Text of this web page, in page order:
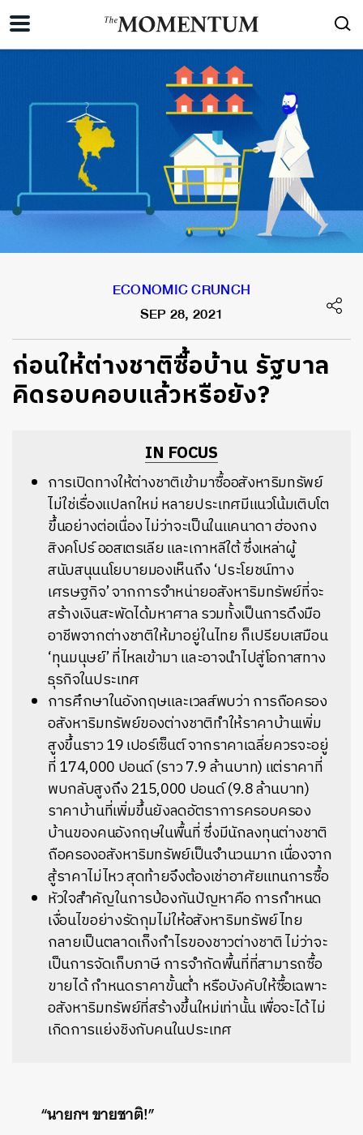
ECONOMIC CRUNCH
SEP 28, 2021
ก่อนให้ต่างชาติซื้อบ้าน รัฐบาล
คิดรอบคอบแล้วหรือยัง?
IN FOCUS
การเปิดทางให้ต่างชาติเข้ามาซื้ออสังหาริมทรัพย์
ไม่ใช่เรื่องแปลกใหม่ หลายประเทศมีแนวโน้มเติบโต
ขึ้นอย่างต่อเนื่อง ไม่ว่าจะเป็นในแคนาดา ฮ่องกง
สิงคโปร์ ออสเตรเลีย และเกาหลีใต้ ซึ่งเหล่าผู้
สนับสนุนนโยบายมองเห็นถึง ‘ประโยชน์ทาง
เศรษฐกิจ’ จากการจำหน่ายอสังหาริมทรัพย์ที่จะ
สร้างเงินสะพัดได้มหาศาล รวมทั้งเป็นการดึงมือ
อาชีพจากต่างชาติให้มาอยู่ในไทย ก็เปรียบเสมือน
‘ทุนมนุษย์’ ที่ไหลเข้ามา และอาจนำไปสู่โอกาสทาง
ธุรกิจในประเทศ
การศึกษาในอังกฤษและเวลส์พบว่า การถือครอง
อสังหาริมทรัพย์ของต่างชาติทำให้ราคาบ้านเพิ่ม
สูงขึ้นราว 19 เปอร์เซ็นต์ จากราคาเฉลี่ยควรจะอยู่
ที่ 174,000 ปอนด์ (ราว 7.9 ล้านบาท) แต่ราคาที่
พบกลับสูงถึง 215,000 ปอนด์ (9.8 ล้านบาท)
ราคาบ้านที่เพิ่มขึ้นยังลดอัตราการครอบครอง
บ้านของคนอังกฤษในพื้นที่ ซึ่งมีนักลงทุนต่างชาติ
ถือครองอสังหาริมทรัพย์เป็นจำนวนมาก เนื่องจาก
สู้ราคาไม่ไหว สุดท้ายจึงต้องเช่าอาศัยแทนการซื้อ
หัวใจสำคัญในการป้องกันปัญหาคือ การกำหนด
เงื่อนไขอย่างรัดกุมไม่ให้อสังหาริมทรัพย์ไทย
กลายเป็นตลาดเก็งกำไรของชาวต่างชาติ ไม่ว่าจะ
เป็นการจัดเก็บภาษี การจำกัดพื้นที่ที่สามารถซื้อ
ขายได้ กำหนดราคาขั้นต่ำ หรือบังคับให้ซื้อเฉพาะ
อสังหาริมทรัพย์ที่สร้างขึ้นใหม่เท่านั้น เพื่อจะได้ไม่
เกิดการแย่งชิงกับคนในประเทศ
“นายกฯ ขายชาติ!”